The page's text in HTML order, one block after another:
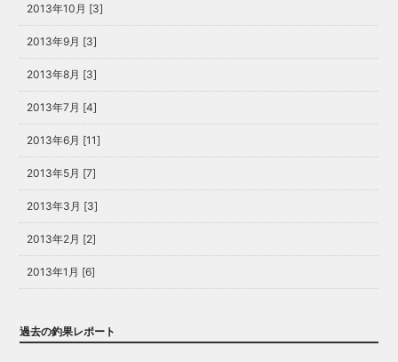
2013年10月 [3]
2013年9月 [3]
2013年8月 [3]
2013年7月 [4]
2013年6月 [11]
2013年5月 [7]
2013年3月 [3]
2013年2月 [2]
2013年1月 [6]
過去の釣果レポート